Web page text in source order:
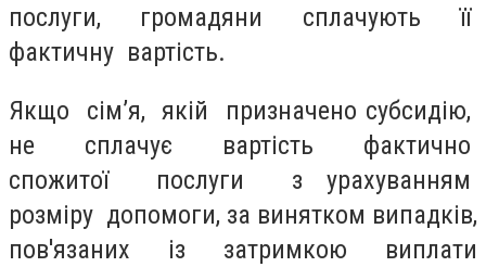
послуги, громадяни сплачують її
фактичну вартість.
Якщо сім’я, якій призначено субсидію,
не сплачує вартість фактично
спожитої послуги з урахуванням
розміру допомоги, за винятком випадків,
пов'язаних із затримкою виплати